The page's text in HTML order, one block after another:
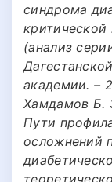
синдрома
(анализ
академии. –
Хамдамов Б.
Пути
осложнений